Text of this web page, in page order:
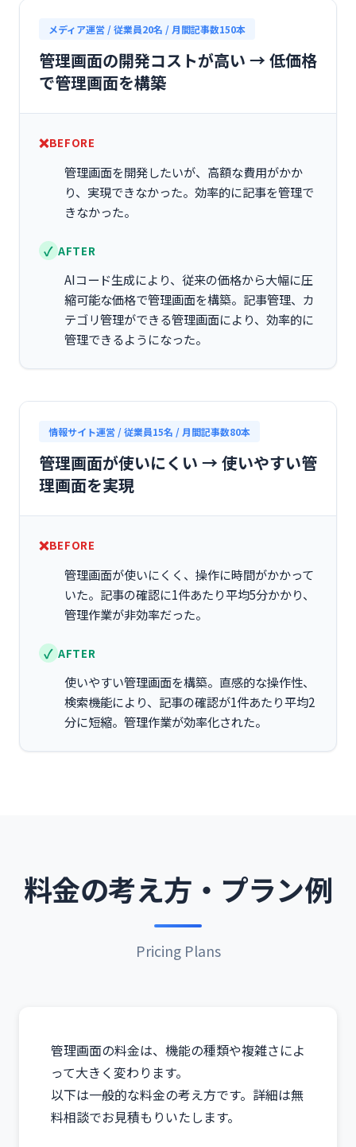
メディア運営 / 従業員20名 / 月間記事数150本
管理画面の開発コストが高い → 低価格
で管理画面を構築
BEFORE
管理画面を開発したいが、高額な費用がかか
り、実現できなかった。効率的に記事を管理で
きなかった。
AFTER
AIコード生成により、従来の価格から大幅に圧
縮可能な価格で管理画面を構築。記事管理、カ
テゴリ管理ができる管理画面により、効率的に
管理できるようになった。
情報サイト運営 / 従業員15名 / 月間記事数80本
管理画面が使いにくい → 使いやすい管
理画面を実現
BEFORE
管理画面が使いにくく、操作に時間がかかって
いた。記事の確認に1件あたり平均5分かかり、
管理作業が非効率だった。
AFTER
使いやすい管理画面を構築。直感的な操作性、
検索機能により、記事の確認が1件あたり平均2
分に短縮。管理作業が効率化された。
料金の考え方・プラン例
Pricing Plans
管理画面の料金は、機能の種類や複雑さによ
って大きく変わります。
以下は一般的な料金の考え方です。詳細は無
料相談でお見積もりいたします。